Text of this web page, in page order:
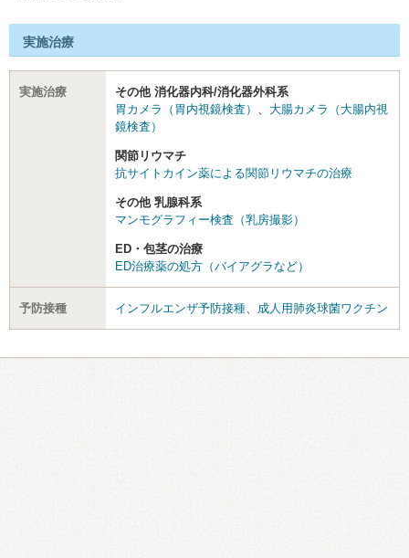
実施治療
実施治療
その他 消化器内科/消化器外科系
胃カメラ（胃内視鏡検査）
大腸カメラ（大腸内視
鏡検査）
関節リウマチ
抗サイトカイン薬による関節リウマチの治療
その他 乳腺科系
マンモグラフィー検査（乳房撮影）
ED・包茎の治療
ED治療薬の処方（バイアグラなど）
予防接種 インフルエンザ予防接種 成人用肺炎球菌ワクチン